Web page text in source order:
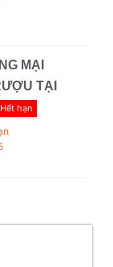
MẠI
TẠI
Hết hạn